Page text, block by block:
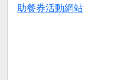
助餐券活動網站